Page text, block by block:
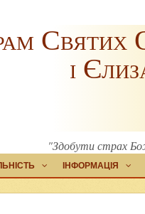
Святих
і
"Здобути страх
ІНФОРМАЦІЯ